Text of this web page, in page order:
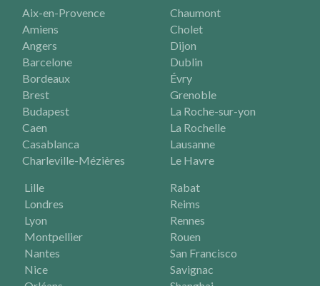
Aix-en-Provence
Amiens
Angers
Barcelone
Bordeaux
Brest
Budapest
Caen
Casablanca
Charleville-Mézières
Chaumont
Cholet
Dijon
Dublin
Évry
Grenoble
La Roche-sur-yon
La Rochelle
Lausanne
Le Havre
Lille
Londres
Lyon
Montpellier
Nantes
Nice
Rabat
Reims
Rennes
Rouen
San Francisco
Savignac